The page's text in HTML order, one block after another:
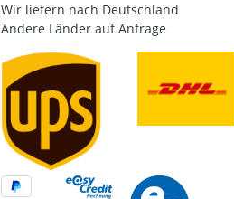
Wir liefern nach Deutschland
Andere Länder auf Anfrage